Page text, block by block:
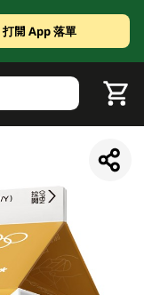
打開 App 落單